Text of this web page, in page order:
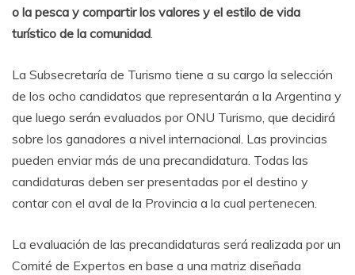
o la pesca y compartir los valores y el estilo de vida
turístico de la comunidad.
La Subsecretaría de Turismo tiene a su cargo la selección
de los ocho candidatos que representarán a la Argentina y
que luego serán evaluados por ONU Turismo, que decidirá
sobre los ganadores a nivel internacional. Las provincias
pueden enviar más de una precandidatura. Todas las
candidaturas deben ser presentadas por el destino y
contar con el aval de la Provincia a la cual pertenecen.
La evaluación de las precandidaturas será realizada por un
Comité de Expertos en base a una matriz diseñada